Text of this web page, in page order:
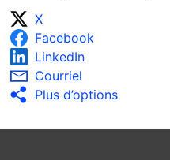
X
Facebook
LinkedIn
Courriel
Plus d’options